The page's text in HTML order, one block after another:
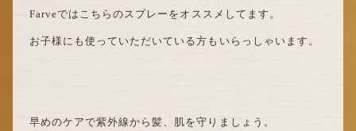
Farveではこちらのスプレーをオススメしてます。
お子様にも使っていただいている方もいらっしゃいます。
早めのケアで紫外線から髪、肌を守りましょう。